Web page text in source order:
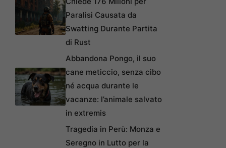
Paralisi Causata da
Swatting Durante Partita
di Rust
Abbandona Pongo, il suo
cane meticcio, senza cibo
né acqua durante le
vacanze: l’animale salvato
in extremis
Tragedia in Perù: Monza e
Seregno in Lutto per la